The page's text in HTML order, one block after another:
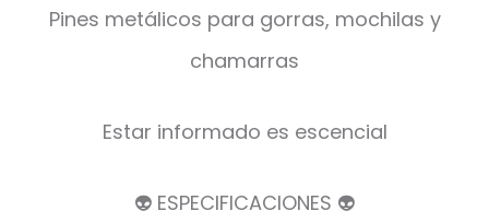
Pines metálicos para gorras, mochilas y
chamarras
Estar informado es escencial
👽 ESPECIFICACIONES 👽